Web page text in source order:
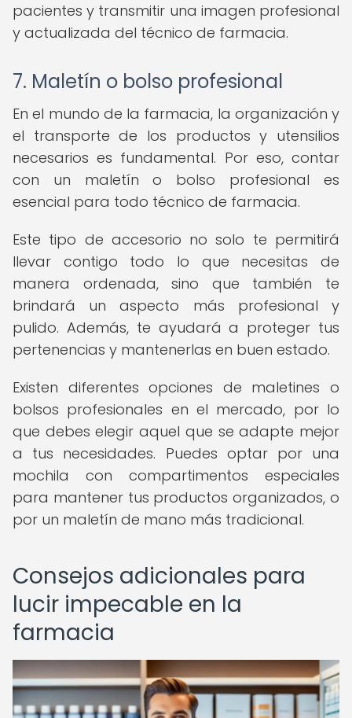
pacientes y transmitir una imagen profesional
y actualizada del técnico de farmacia.
7. Maletín o bolso profesional
En el mundo de la farmacia, la organización y
el transporte de los productos y utensilios
necesarios es fundamental. Por eso, contar
con un maletín o bolso profesional es
esencial para todo técnico de farmacia.
Este tipo de accesorio no solo te permitirá
llevar contigo todo lo que necesitas de
manera ordenada, sino que también te
brindará un aspecto más profesional y
pulido. Además, te ayudará a proteger tus
pertenencias y mantenerlas en buen estado.
Existen diferentes opciones de maletines o
bolsos profesionales en el mercado, por lo
que debes elegir aquel que se adapte mejor
a tus necesidades. Puedes optar por una
mochila con compartimentos especiales
para mantener tus productos organizados, o
por un maletín de mano más tradicional.
Consejos adicionales para
lucir impecable en la
farmacia